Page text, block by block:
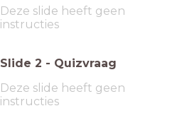
Deze slide heeft geen
instructies
Slide 2 - Quizvraag
Deze slide heeft geen
instructies